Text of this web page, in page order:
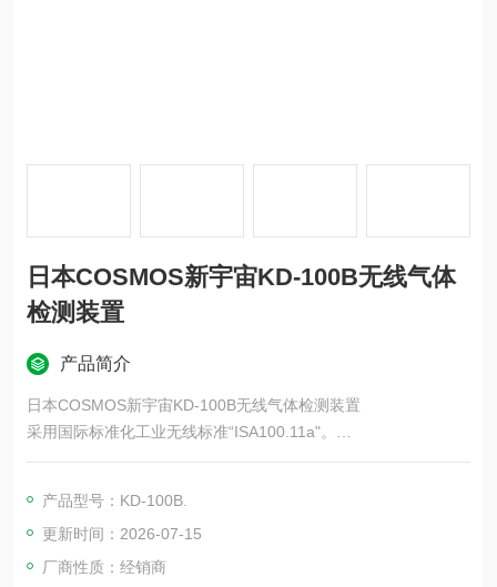
日本COSMOS新宇宙KD-100B无线气体
检测装置
产品简介
日本COSMOS新宇宙KD-100B无线气体检测装置
采用国际标准化工业无线标准“ISA100.11a"。
-101系列" 也可用。
气体浓度信号等通过无线方式传输，无需信号布线。
产品型号：KD-100B.
更新时间：2026-07-15
厂商性质：经销商